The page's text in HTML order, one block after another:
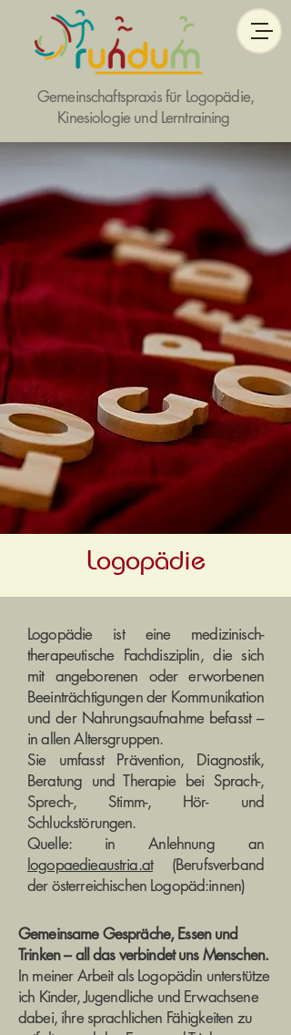
Gemeinschaftspraxis für Logopädie,
Kinesiologie und Lerntraining
Logopädie
Logopädie ist eine medizinisch-
therapeutische Fachdisziplin, die sich
mit angeborenen oder erworbenen
Beeinträchtigungen der Kommunikation
und der Nahrungsaufnahme befasst –
in allen Altersgruppen.
Sie umfasst Prävention, Diagnostik,
Beratung und Therapie bei Sprach-,
Sprech-, Stimm-, Hör- und
Schluckstörungen.
Quelle: in Anlehnung an
logopaedieaustria.at(Berufsverband
der österreichischen Logopäd:innen)
Gemeinsame Gespräche, Essen und
Trinken – all das verbindet uns Menschen.
In meiner Arbeit als Logopädin unterstütze
ich Kinder, Jugendliche und Erwachsene
dabei, ihre sprachlichen Fähigkeiten zu